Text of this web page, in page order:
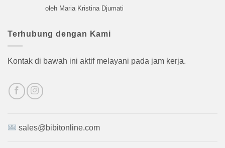
Dinilai5
oleh Maria Kristina Djumati
Terhubung dengan Kami
Kontak di bawah ini aktif melayani pada jam kerja.
sales@bibitonline.com